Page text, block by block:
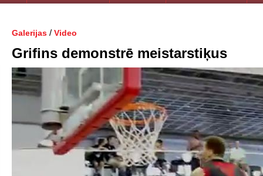
Galerijas / Video
Grifins demonstrē meistarstiķus